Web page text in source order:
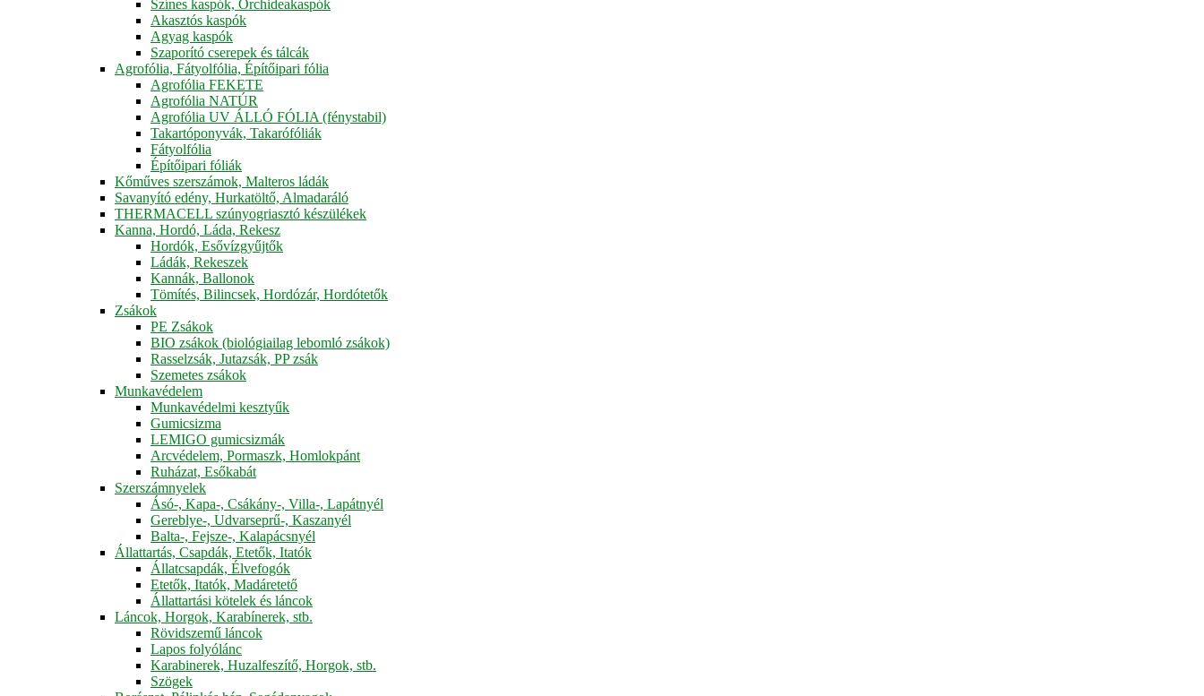
Színes kaspók, Orchideakaspók
Akasztós kaspók
Agyag kaspók
Szaporító cserepek és tálcák
Agrofólia, Fátyolfólia, Építőipari fólia
Agrofólia FEKETE
Agrofólia NATÚR
Agrofólia UV ÁLLÓ FÓLIA (fénystabil)
Takartóponyvák, Takarófóliák
Fátyolfólia
Építőipari fóliák
Kőműves szerszámok, Malteros ládák
Savanyító edény, Hurkatöltő, Almadaráló
THERMACELL szúnyogriasztó készülékek
Kanna, Hordó, Láda, Rekesz
Hordók, Esővízgyűjtők
Ládák, Rekeszek
Kannák, Ballonok
Tömítés, Bilincsek, Hordózár, Hordótetők
Zsákok
PE Zsákok
BIO zsákok (biológiailag lebomló zsákok)
Rasselzsák, Jutazsák, PP zsák
Szemetes zsákok
Munkavédelem
Munkavédelmi kesztyűk
Gumicsizma
LEMIGO gumicsizmák
Arcvédelem, Pormaszk, Homlokpánt
Ruházat, Esőkabát
Szerszámnyelek
Ásó-, Kapa-, Csákány-, Villa-, Lapátnyél
Gereblye-, Udvarseprű-, Kaszanyél
Balta-, Fejsze-, Kalapácsnyél
Állattartás, Csapdák, Etetők, Itatók
Állatcsapdák, Élvefogók
Etetők, Itatók, Madáretető
Állattartási kötelek és láncok
Láncok, Horgok, Karabínerek, stb.
Rövidszemű láncok
Lapos folyólánc
Karabinerek, Huzalfeszítő, Horgok, stb.
Szögek